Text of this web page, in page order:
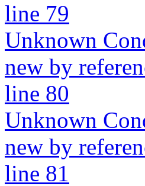
line 79
Unknown
new by
line 80
Unknown
new by
line 81